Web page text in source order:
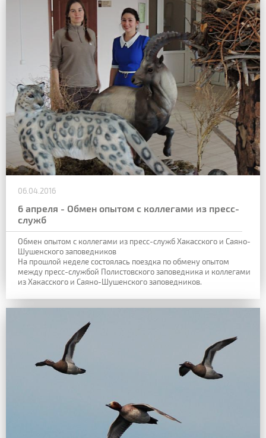
06.04.2016
6 апреля - Обмен опытом с коллегами из пресс-
служб
Обмен опытом с коллегами из пресс-служб Хакасского и Саяно-
Шушенского заповедников
На прошлой неделе состоялась поездка по обмену опытом
между пресс-службой Полистовского заповедника и коллегами
из Хакасского и Саяно-Шушенского заповедников.